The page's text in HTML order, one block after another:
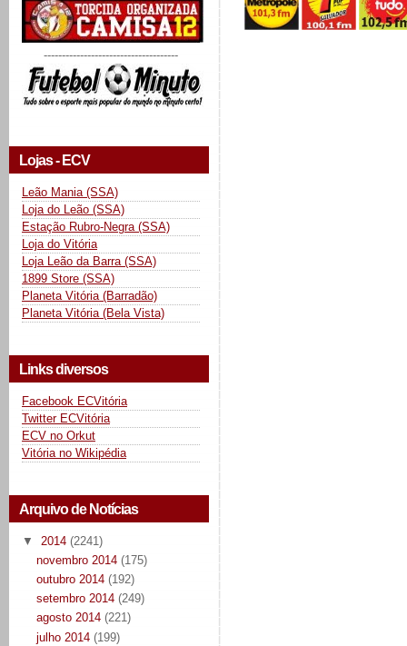
-------------------------------------
Lojas - ECV
Leão Mania (SSA)
Loja do Leão (SSA)
Estação Rubro-Negra (SSA)
Loja do Vitória
Loja Leão da Barra (SSA)
1899 Store (SSA)
Planeta Vitória (Barradão)
Planeta Vitória (Bela Vista)
Links diversos
Facebook ECVitória
Twitter ECVitória
ECV no Orkut
Vitória no Wikipédia
Arquivo de Notícias
▼ 2014 (2241)
novembro 2014 (175)
outubro 2014 (192)
setembro 2014 (249)
agosto 2014 (221)
julho 2014 (199)